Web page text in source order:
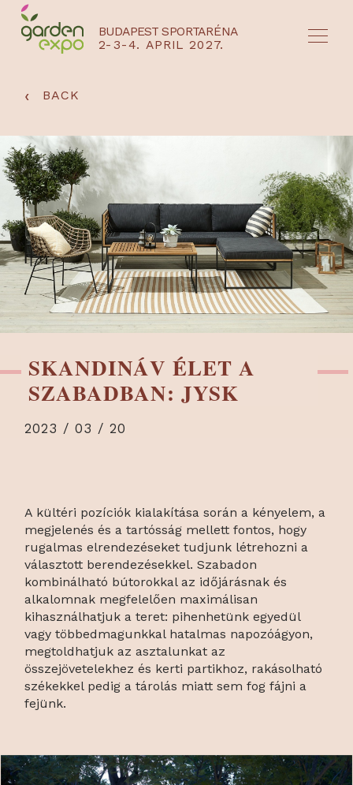
BUDAPEST SPORTARÉNA
2-3-4. APRIL 2027.
‹ BACK
SKANDINÁV ÉLET A
SZABADBAN: JYSK
2023 / 03 / 20
A kültéri pozíciók kialakítása során a kényelem, a
megjelenés és a tartósság mellett fontos, hogy
rugalmas elrendezéseket tudjunk létrehozni a
választott berendezésekkel. Szabadon
kombinálható bútorokkal az időjárásnak és
alkalomnak megfelelően maximálisan
kihasználhatjuk a teret: pihenhetünk egyedül
vagy többedmagunkkal hatalmas napozóágyon,
megtoldhatjuk az asztalunkat az
összejövetelekhez és kerti partikhoz, rakásolható
székekkel pedig a tárolás miatt sem fog fájni a
fejünk.